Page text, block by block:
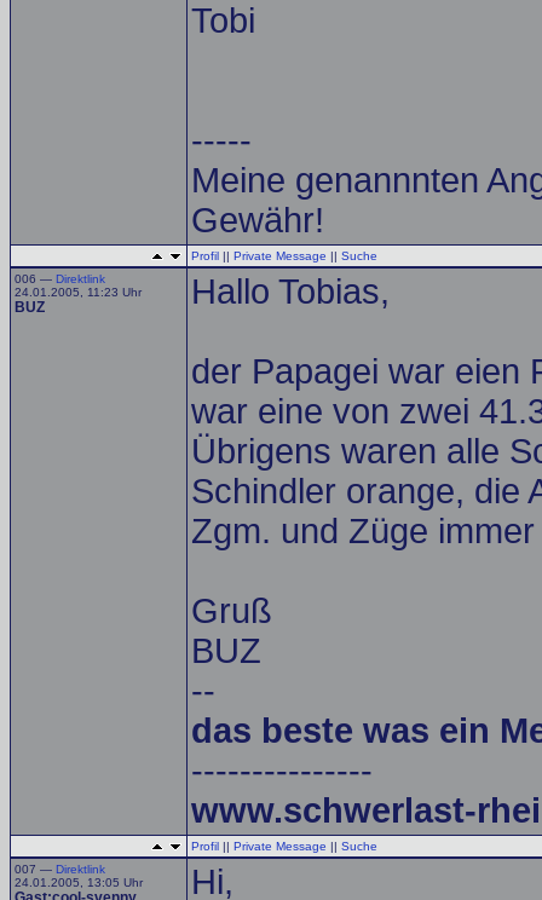
Tobi
-----
Meine genannnten
Gewähr!
Profil || Private Message || Suche
006 — Direktlink
24.01.2005, 11:23 Uhr
BUZ Hallo Tobias,
der Papagei war eien
war eine von zwei
Übrigens waren alle
Schindler orange, die
Zgm. und Züge
Gruß
BUZ
--
das beste was ein
---------------
www.schwerlast-
Profil || Private Message || Suche
007 — Direktlink
24.01.2005, 13:05 Uhr
Hi,